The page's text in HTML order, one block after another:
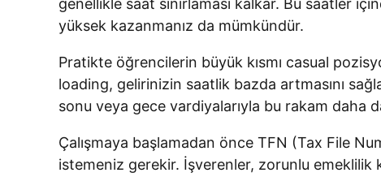
genellikle saat sınırlaması kalkar. Bu saatler
yüksek kazanmanız da mümkündür.
Pratikte öğrencilerin büyük kısmı casual
loading, gelirinizin saatlik bazda artmasını
sonu veya gece vardiyalarıyla bu rakam daha
Çalışmaya başlamadan önce TFN (Tax File
istemeniz gerekir. İşverenler, zorunlu emeklilik